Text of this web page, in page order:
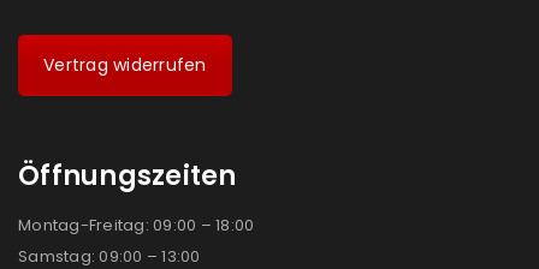
Vertrag widerrufen
Öffnungszeiten
Montag-Freitag: 09:00 – 18:00
Samstag: 09:00 – 13:00